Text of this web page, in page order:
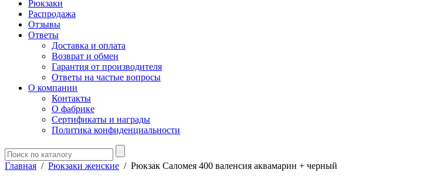
Рюкзаки
Распродажа
Отзывы
Ответы
Доставка и оплата
Возврат и обмен
Гарантия от производителя
Ответы на частые вопросы
О компании
Контакты
О фабрике
Сертификаты и награды
Политика конфиденциальности
Главная / Рюкзаки женские / Рюкзак Саломея 400 валенсия аквамарин + черный